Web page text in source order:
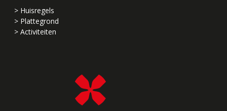
> Huisregels
> Plattegrond
> Activiteiten